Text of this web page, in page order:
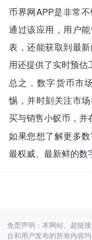
币界网APP是非常
通过该应用，用户
表，还能获取到最
用还提供了实时预估
总之，数字货币市
惕，并时刻关注市
买与销售小蚁币，并
如果您想了解更多
最权威、最新鲜的数
免责声明：本网站、超链
台和用户发布的所有内容